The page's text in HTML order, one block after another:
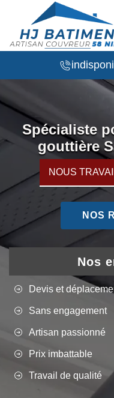
Spécialiste
gouttière
NOUS
NOS
Nos
Devis et
Sans engagement
Artisan passionné
Prix imbattable
Travail de qualité